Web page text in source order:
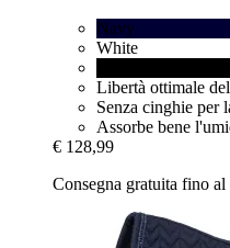
Navy
White
Libertà ottimale
Senza cinghie per
Assorbe bene
€ 128,99
Consegna gratuita fino